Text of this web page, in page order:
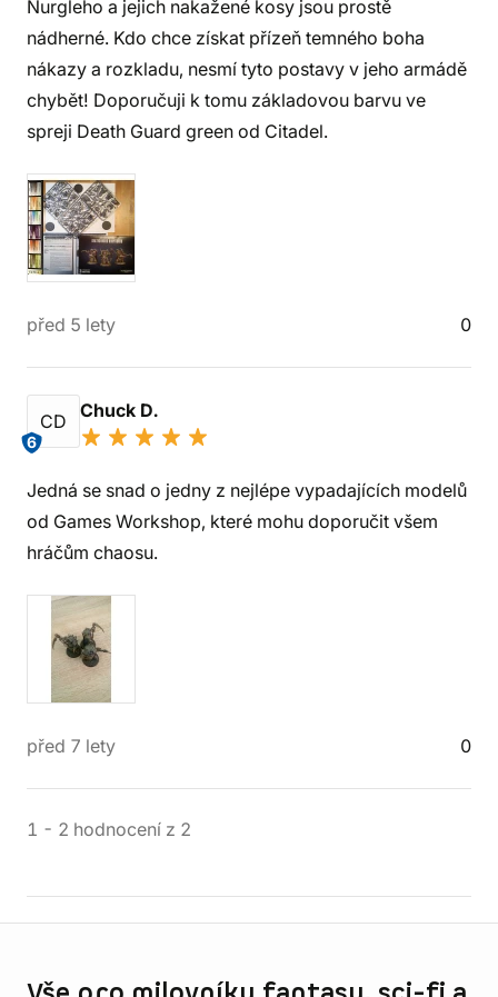
Nurgleho a jejich nakažené kosy jsou prostě
nádherné. Kdo chce získat přízeň temného boha
nákazy a rozkladu, nesmí tyto postavy v jeho armádě
chybět! Doporučuji k tomu základovou barvu ve
spreji Death Guard green od Citadel.
před 5 lety 0
CD
6
Chuck D.
Jedná se snad o jedny z nejlépe vypadajících modelů
od Games Workshop, které mohu doporučit všem
hráčům chaosu.
před 7 lety 0
1 - 2 hodnocení z 2